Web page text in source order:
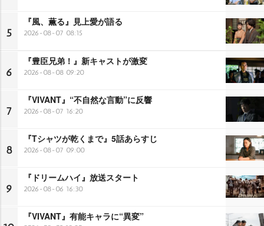
5
『風、薫る』見上愛が語る
2026-08-07 08:15
6
『豊臣兄弟！』新キャストが激変
2026-08-08 09:20
7
『VIVANT』“不自然な言動”に反響
2026-08-07 16:20
8
『Tシャツが乾くまで』5話あらすじ
2026-08-07 09:00
9
『ドリームハイ』放送スタート
2026-08-06 16:30
『VIVANT』有能キャラに“異変”